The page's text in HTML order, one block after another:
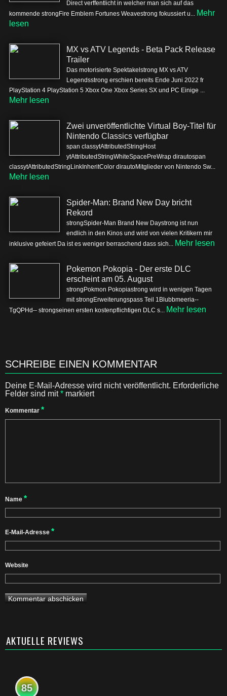
Direct verffentlicht in welcher man sich auf das
kommende strongFire Emblem Fortunes Weavestrong fokussiert u... Mehr
lesen
MX vs ATV Legends - Beta Pack Release
Trailer
Das motorisierte Spektakelstrong MX vs ATV
Legendsstrong erschien bereits Ende Juni 2022 fr
PlayStation 4 PlayStation 5 Xbox One Xbox Series SX und PC Einige ...
Mehr lesen
Zwei unveröffentlichte Virtual Boy-Titel für
Nintendo Classics verfügbar
span classytAttributedStringHost
ytAttributedStringWhiteSpacePreWrap dirautospan
classytAttributedStringLinkInheritColor dirautoMitglieder von Nintendo Sw...
Mehr lesen
Spider-Man: Brand New Day bricht
Rekord
strongSpider-Man Brand New Daystrong ist nun
endlich in den Kinos und wird von vielen Kritikern mir
inklusive gefeiert Da ist es weniger berraschend dass sich... Mehr lesen
Pokemon Pokopia - Der erste DLC
erscheint am 05. August
strongPokmon Pokopiastrong wird in wenigen Tagen
mit strongErweiterungspass Teil 1Blubbmeeria--
TgQPHd-- strongseinen ersten kostenpflichtigen DLC s... Mehr lesen
SCHREIBE EINEN KOMMENTAR
Deine E-Mail-Adresse wird nicht veröffentlicht. Erforderliche
Felder sind mit* markiert
Kommentar *
Name *
E-Mail-Adresse *
Website
AKTUELLE REVIEWS
85